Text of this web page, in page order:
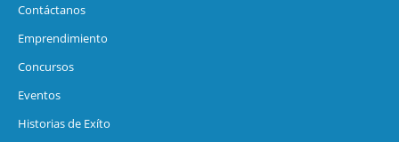
Contáctanos
Emprendimiento
Concursos
Eventos
Historias de Exíto